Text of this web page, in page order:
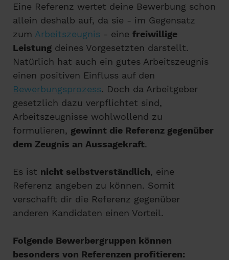
Eine Referenz wertet deine Bewerbung schon
allein deshalb auf, da sie - im Gegensatz
zum Arbeitszeugnis - eine freiwillige
Leistung deines Vorgesetzten darstellt.
Natürlich hat auch ein gutes Arbeitszeugnis
einen positiven Einfluss auf den
Bewerbungsprozess. Doch da Arbeitgeber
gesetzlich dazu verpflichtet sind,
Arbeitszeugnisse wohlwollend zu
formulieren, gewinnt die Referenz gegenüber
dem Zeugnis an Aussagekraft.
Es ist nicht selbstverständlich, eine
Referenz angeben zu können. Somit
verschafft dir die Referenz gegenüber
anderen Kandidaten einen Vorteil.
Folgende Bewerbergruppen können
besonders von Referenzen profitieren: